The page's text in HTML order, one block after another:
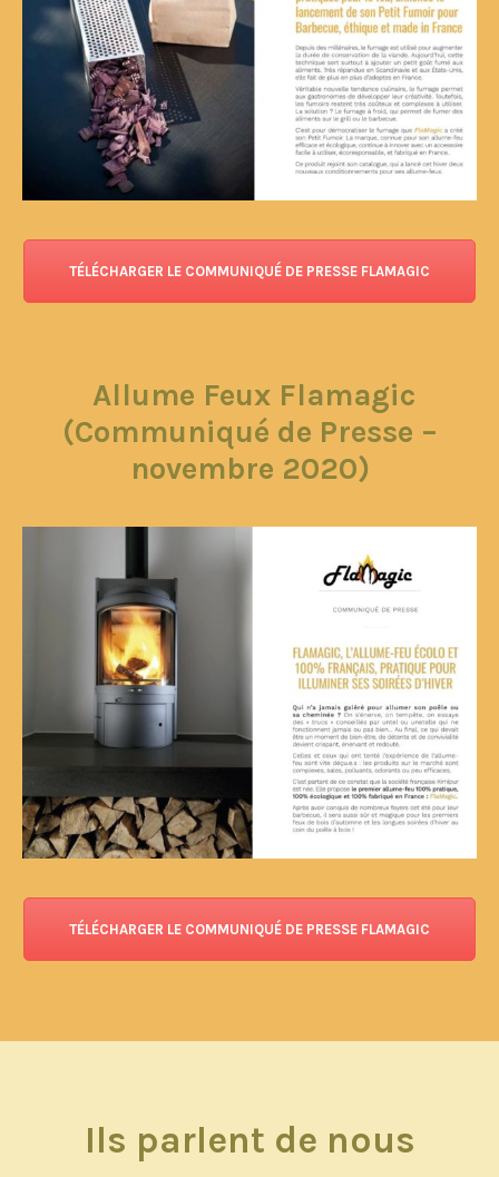
TÉLÉCHARGER LE COMMUNIQUÉ DE PRESSE FLAMAGIC
Allume Feux Flamagic
(Communiqué de Presse –
novembre 2020)
TÉLÉCHARGER LE COMMUNIQUÉ DE PRESSE FLAMAGIC
Ils parlent de nous